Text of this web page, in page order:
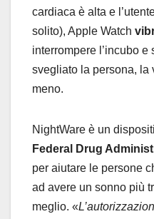
cardiaca è alta e
solito), Apple Watch
interrompere l’incubo e
svegliato la persona, la
meno.
NightWare è un
Federal Drug
per aiutare le persone
ad avere un sonno più
meglio. «